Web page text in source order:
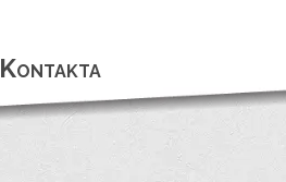
Kontakta